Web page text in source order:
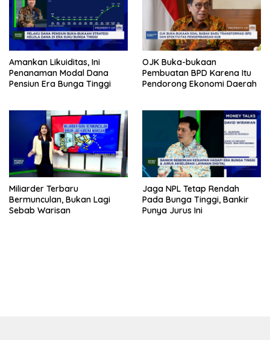
Amankan Likuiditas, Ini
Penanaman Modal Dana
Pensiun Era Bunga Tinggi
OJK Buka-bukaan
Pembuatan BPD Karena Itu
Pendorong Ekonomi Daerah
Miliarder Terbaru
Bermunculan, Bukan Lagi
Sebab Warisan
Jaga NPL Tetap Rendah
Pada Bunga Tinggi, Bankir
Punya Jurus Ini